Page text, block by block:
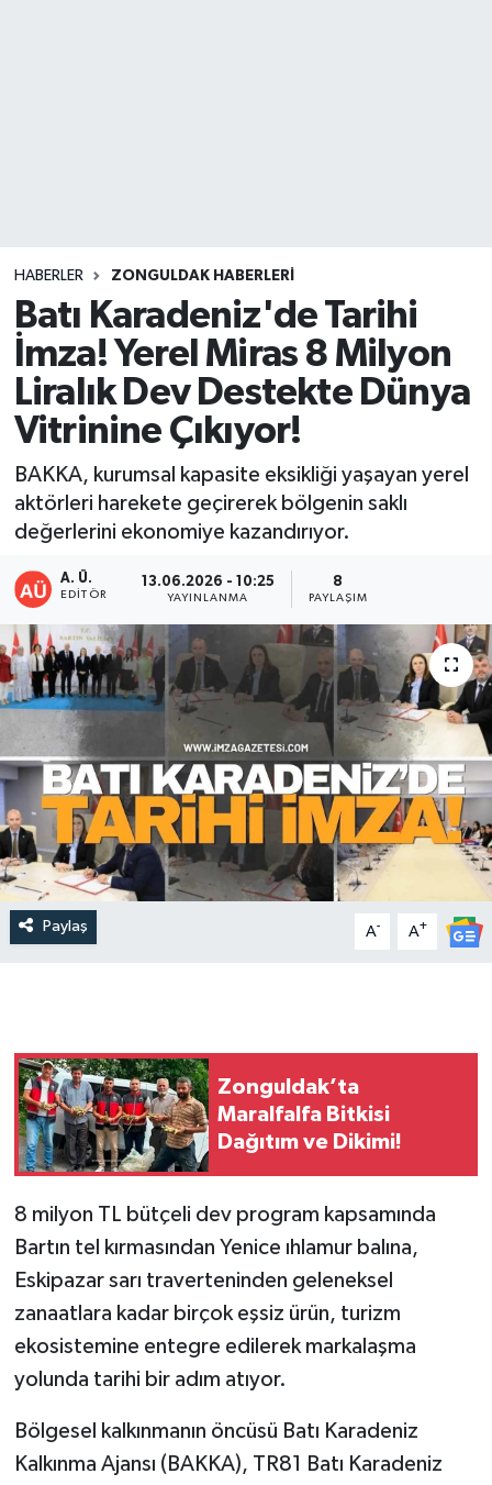
HABERLER ZONGULDAK HABERLERI
Batı Karadeniz'de Tarihi
İmza! Yerel Miras 8 Milyon
Liralık Dev Destekte Dünya
Vitrinine Çıkıyor!
BAKKA, kurumsal kapasite eksikliği yaşayan yerel
aktörleri harekete geçirerek bölgenin saklı
değerlerini ekonomiye kazandırıyor.
A. Ü.
EDITÖR
13.06.2026 - 10:25
YAYINLANMA
8
PAYLAŞIM
Paylaş A- A+
Zonguldak’ta
Maralfalfa Bitkisi
Dağıtım ve Dikimi!
8 milyon TL bütçeli dev program kapsamında
Bartın tel kırmasından Yenice ıhlamur balına,
Eskipazar sarı traverteninden geleneksel
zanaatlara kadar birçok eşsiz ürün, turizm
ekosistemine entegre edilerek markalaşma
yolunda tarihi bir adım atıyor.
Bölgesel kalkınmanın öncüsü Batı Karadeniz
Kalkınma Ajansı (BAKKA), TR81 Batı Karadeniz
KASTAMONU